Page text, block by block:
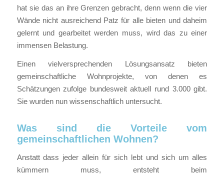
hat sie das an ihre Grenzen gebracht, denn wenn die vier
Wände nicht ausreichend Patz für alle bieten und daheim
gelernt und gearbeitet werden muss, wird das zu einer
immensen Belastung.
Einen vielversprechenden Lösungsansatz bieten
gemeinschaftliche Wohnprojekte, von denen es
Schätzungen zufolge bundesweit aktuell rund 3.000 gibt.
Sie wurden nun wissenschaftlich untersucht.
Was sind die Vorteile vom
gemeinschaftlichen Wohnen?
Anstatt dass jeder allein für sich lebt und sich um alles
kümmern muss, entsteht beim